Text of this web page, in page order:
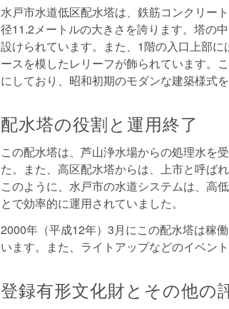
水戸市水道低区配水塔は、鉄筋コンクリー
径11.2メートルの大きさを誇ります。塔の
設けられています。また、1階の入口上部
ースを模したレリーフが飾られています。
にしており、昭和初期のモダンな建築様式を
配水塔の役割と運用終了
この配水塔は、芦山浄水場からの処理水を
た。また、高区配水塔からは、上市と呼ば
このように、水戸市の水道システムは、高
とで効率的に運用されていました。
2000年（平成12年）3月にこの配水塔は稼
います。また、ライトアップなどのイベン
登録有形文化財とその他の